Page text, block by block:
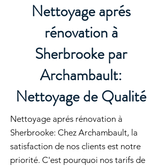
Nettoyage aprés
rénovation à
Sherbrooke par
Archambault:
Nettoyage de Qualité
Nettoyage aprés rénovation à
Sherbrooke: Chez Archambault, la
satisfaction de nos clients est notre
priorité. C'est pourquoi nos tarifs de